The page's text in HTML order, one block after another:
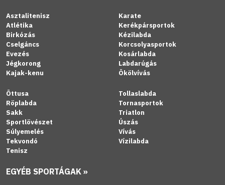
Asztalitenisz
Atlétika
Birkózás
Cselgáncs
Evezés
Jégkorong
Kajak-kenu
Karate
Kerékpársportok
Kézilabda
Korcsolyasportok
Kosárlabda
Labdarúgás
Ökölvívás
Öttusa
Röplabda
Sakk
Sportlövészet
Súlyemelés
Tekvondó
Tenisz
Tollaslabda
Tornasportok
Triatlon
Úszás
Vívás
Vízilabda
EGYÉB SPORTÁGAK »